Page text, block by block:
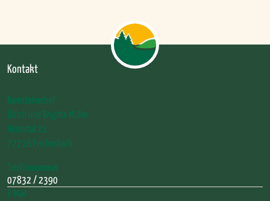
Kontakt
Ramsteinerhof
Ulrich und Brigitte Müller
Hintertal 21
77716 Fischerbach
Telefonnummer
07832 / 2390
E-Mail